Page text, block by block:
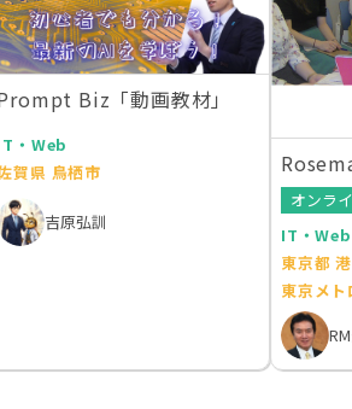
Biz「動画教材」
・Web
賀県 鳥栖市
吉原弘訓
オンラ
IT・Web
東京都
東京メ